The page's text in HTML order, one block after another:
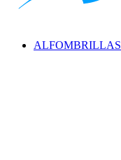
ALFOMBRILLAS